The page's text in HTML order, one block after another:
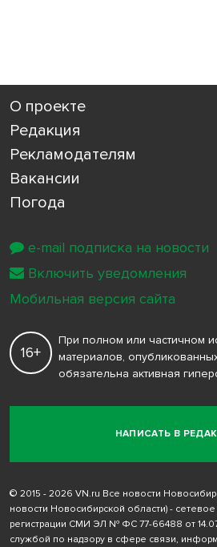
О проекте
Редакция
Рекламодателям
Вакансии
Погода
НАПИСАТЬ В
16+
При полном или частичном
материалов,
обязательна активная
© 2015 - 2026 VN.ru Все новости
новости Новосибирской области) -
регистрации СМИ ЭЛ № ФС 77-66488 от
службой по надзору в сфере связи,
e-mail подписка на новости
Включить уведомления
Мобильная версия сайта